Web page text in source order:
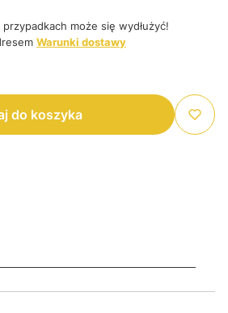
może się wydłużyć!
Warunki dostawy
do koszyka